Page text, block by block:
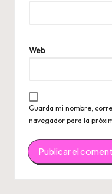
Web
Guarda mi nombre,
navegador para la